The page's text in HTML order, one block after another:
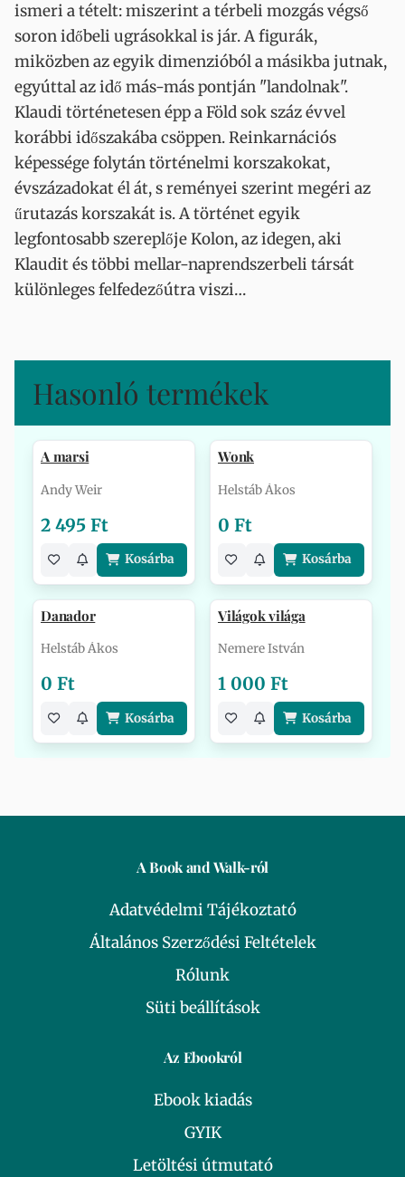
ismeri a tételt: miszerint a térbeli mozgás végső
soron időbeli ugrásokkal is jár. A figurák,
miközben az egyik dimenzióból a másikba jutnak,
egyúttal az idő más-más pontján "landolnak".
Klaudi történetesen épp a Föld sok száz évvel
korábbi időszakába csöppen. Reinkarnációs
képessége folytán történelmi korszakokat,
évszázadokat él át, s reményei szerint megéri az
űrutazás korszakát is. A történet egyik
legfontosabb szereplője Kolon, az idegen, aki
Klaudit és többi mellar-naprendszerbeli társát
különleges felfedezőútra viszi…
Hasonló termékek
A marsi
Andy Weir
2 495 Ft
Kosárba
Wonk
Helstáb Ákos
0 Ft
Kosárba
Danador
Helstáb Ákos
0 Ft
Kosárba
Világok világa
Nemere István
1 000 Ft
Kosárba
A Book and Walk-ról
Adatvédelmi Tájékoztató
Általános Szerződési Feltételek
Rólunk
Süti beállítások
Az Ebookról
Ebook kiadás
GYIK
Letöltési útmutató